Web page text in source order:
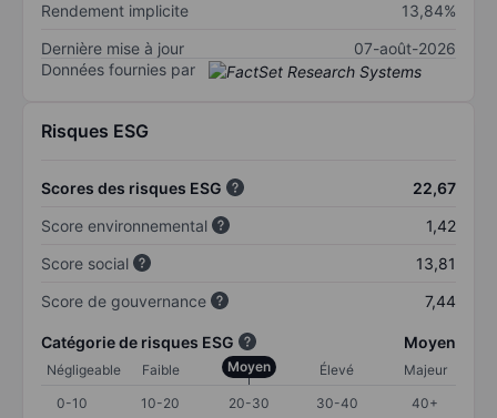
Rendement implicite
13,84%
Dernière mise à jour
07-août-2026
Données fournies par
Risques ESG
Scores des risques ESG
22,67
Score environnemental
1,42
Score social
13,81
Score de gouvernance
7,44
Catégorie de risques ESG Moyen
Négligeable Faible Moyen Élevé
Majeur
0-10
10-20 20-30 30-40 40+